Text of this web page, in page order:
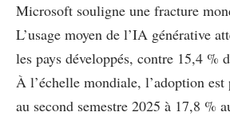
Microsoft souligne une fracture
L’usage moyen de l’IA générative
les pays développés, contre 15,4 %
À l’échelle mondiale, l’adoption est
au second semestre 2025 à 17,8 %